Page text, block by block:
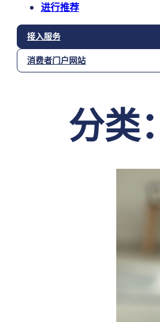
进行推荐
接入服务
消费者门户网站
分类：